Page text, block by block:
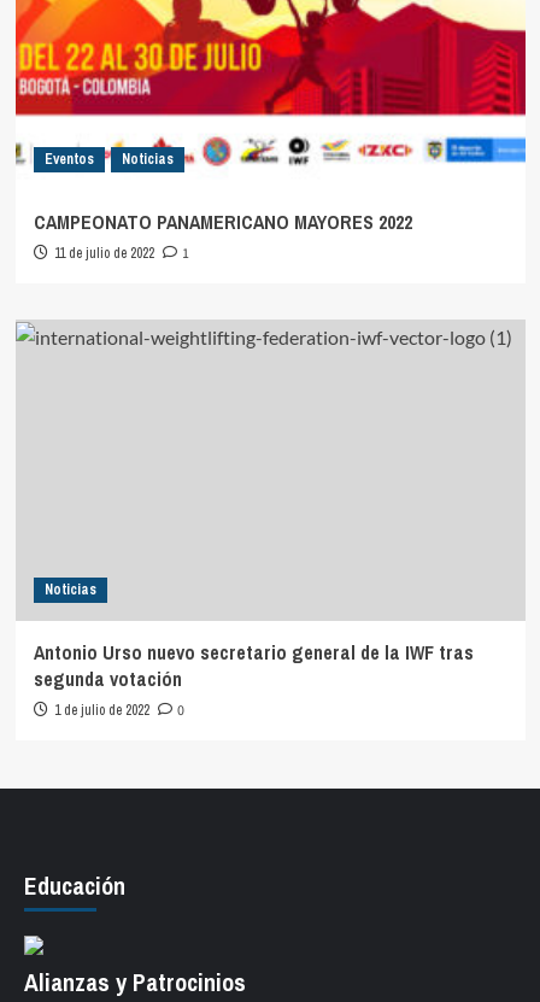
Eventos Noticias
CAMPEONATO PANAMERICANO MAYORES 2022
11 de julio de 2022 1
Noticias
Antonio Urso nuevo secretario general de la IWF tras
segunda votación
1 de julio de 2022 0
Educación
Alianzas y Patrocinios